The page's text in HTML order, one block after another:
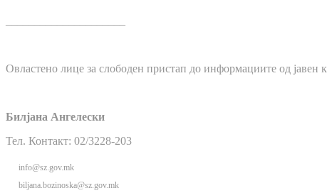
Овластено лице за слободен пристап до информациите од јавен
Билјана Ангелески
Тел. Контакт: 02/3228-203
info@sz.gov.mk
biljana.bozinoska@sz.gov.mk